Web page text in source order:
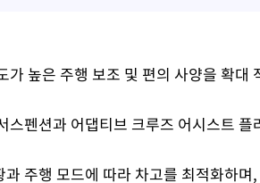
가 높은 주행 보조 및 편의 사양을 확대
스펜션과 어댑티브 크루즈 어시스트
주행 모드에 따라 차고를 최적화하며